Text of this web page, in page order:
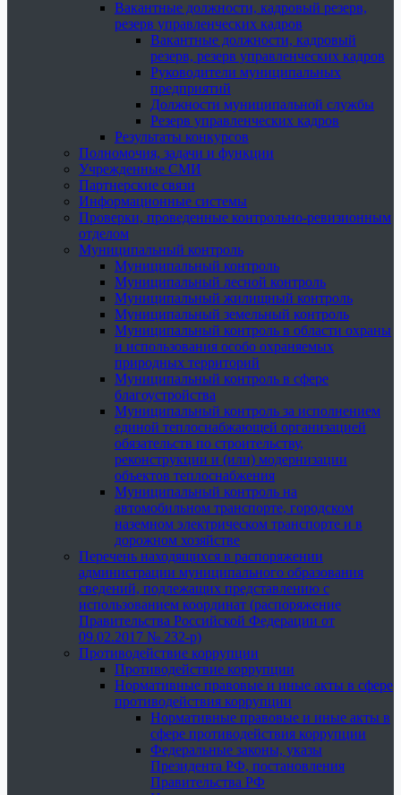
Вакантные должности, кадровый резерв,
резерв управленческих кадров
Вакантные должности, кадровый
резерв, резерв управленческих кадров
Руководители муниципальных
предприятий
Должности муниципальной службы
Резерв управленческих кадров
Результаты конкурсов
Полномочия, задачи и функции
Учрежденные СМИ
Партнерские связи
Информационные системы
Проверки, проведенные контрольно-ревизионным
отделом
Муниципальный контроль
Муниципальный контроль
Муниципальный лесной контроль
Муниципальный жилищный контроль
Муниципальный земельный контроль
Муниципальный контроль в области охраны
и использования особо охраняемых
природных территорий
Муниципальный контроль в сфере
благоустройства
Муниципальный контроль за исполнением
единой теплоснабжающей организацией
обязательств по строительству,
реконструкции и (или) модернизации
объектов теплоснабжения
Муниципальный контроль на
автомобильном транспорте, городском
наземном электрическом транспорте и в
дорожном хозяйстве
Перечень находящихся в распоряжении
администрации муниципального образования
сведений, подлежащих представлению с
использованием координат (распоряжение
Правительства Российской Федерации от
09.02.2017 № 232-р)
Противодействие коррупции
Противодействие коррупции
Нормативные правовые и иные акты в сфере
противодействия коррупции
Нормативные правовые и иные акты в
сфере противодействия коррупции
Федеральные законы, указы
Президента РФ, постановления
Правительства РФ